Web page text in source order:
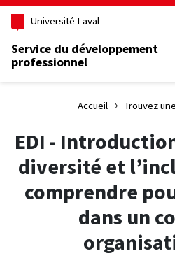
Aller au contenu principal
Université Laval
Service du développement
professionnel
Accueil Trouvez
EDI -
diversité et
comprendre
dans un